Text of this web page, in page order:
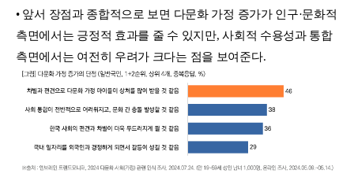
• 앞서 장점과 종합적으로 보면 다문화 가정 증가가 인구·문화적
측면에서는 긍정적 효과를 줄 수 있지만, 사회적 수용성과 통합
측면에서는 여전히 우려가 크다는 점을 보여준다.